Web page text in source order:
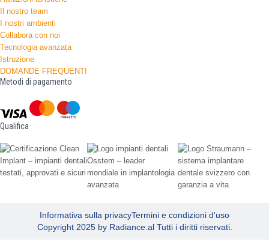
Il nostro team
I nostri ambienti
Collabora con noi
Tecnologia avanzata
Istruzione
DOMANDE FREQUENTI
Metodi di pagamento
Qualifica
Informativa sulla privacyTermini e condizioni d'uso
Copyright 2025 by Radiance.al Tutti i diritti riservati.